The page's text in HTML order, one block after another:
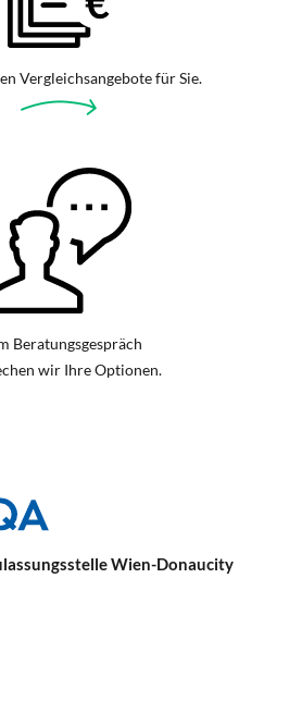
Vergleichsangebote für Sie.
Beratungsgespräch
wir Ihre Optionen.
Wien-Donaucity